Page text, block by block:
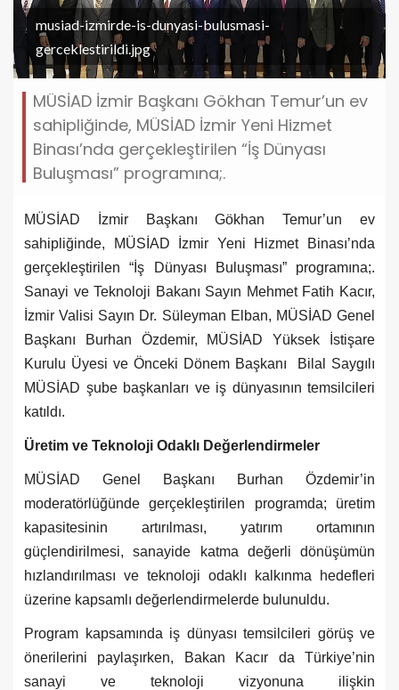
musiad-izmirde-is-dunyasi-bulusmasi-
gerceklestirildi.jpg
MÜSİAD İzmir Başkanı Gökhan Temur’un ev
sahipliğinde, MÜSİAD İzmir Yeni Hizmet
Binası’nda gerçekleştirilen “İş Dünyası
Buluşması” programına;.
MÜSİAD İzmir Başkanı Gökhan Temur’un ev
sahipliğinde, MÜSİAD İzmir Yeni Hizmet Binası’nda
gerçekleştirilen “İş Dünyası Buluşması” programına;.
Sanayi ve Teknoloji Bakanı Sayın Mehmet Fatih Kacır,
İzmir Valisi Sayın Dr. Süleyman Elban, MÜSİAD Genel
Başkanı Burhan Özdemir, MÜSİAD Yüksek İstişare
Kurulu Üyesi ve Önceki Dönem Başkanı Bilal Saygılı
MÜSİAD şube başkanları ve iş dünyasının temsilcileri
katıldı.
Üretim ve Teknoloji Odaklı Değerlendirmeler
MÜSİAD Genel Başkanı Burhan Özdemir’in
moderatörlüğünde gerçekleştirilen programda; üretim
kapasitesinin artırılması, yatırım ortamının
güçlendirilmesi, sanayide katma değerli dönüşümün
hızlandırılması ve teknoloji odaklı kalkınma hedefleri
üzerine kapsamlı değerlendirmelerde bulunuldu.
Program kapsamında iş dünyası temsilcileri görüş ve
önerilerini paylaşırken, Bakan Kacır da Türkiye’nin
sanayi ve teknoloji vizyonuna ilişkin